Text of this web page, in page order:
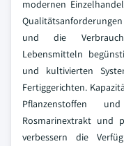
modernen
und die
Lebensmitteln
und kultivierten
Fertiggerichten.
Pflanzenstoffen
Rosmarinextrakt und
verbessern die